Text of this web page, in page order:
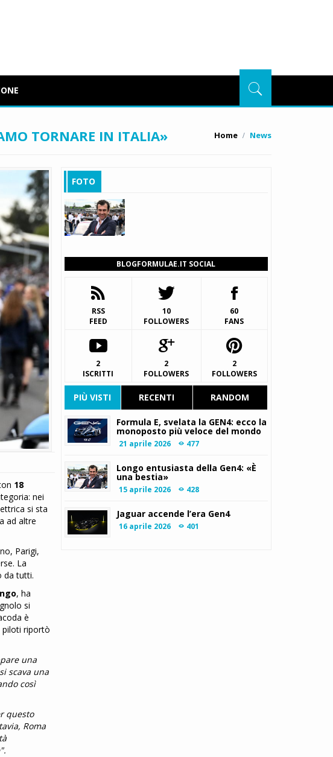
TORNARE IN ITALIA» Home News
18
nei
si sta
ad altre
Parigi,
La
da tutti.
, ha
si
è
piloti riportò
una
scava una
così
questo
Roma
FOTO
BLOGFORMULAE.IT SOCIAL
RSS
FEED
10
FOLLOWERS
60
FANS
2
ISCRITTI
2
FOLLOWERS
2
FOLLOWERS
PIÙ VISTI RECENTI RANDOM
Formula E, svelata la GEN4: ecco la
monoposto più veloce del mondo
21 aprile 2026 477
Longo entusiasta della Gen4: «È
una bestia»
15 aprile 2026 428
Jaguar accende l’era Gen4
16 aprile 2026 401